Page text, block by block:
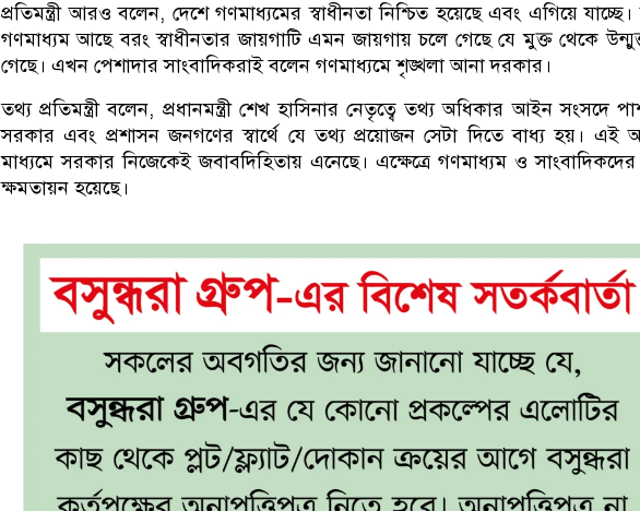
প্রতিমন্ত্রী আরও বলেন, দেশে গণমাধ্যমের স্বাধীনতা নিশ্চিত হয়েছে এবং এগিয়ে
গণমাধ্যম আছে বরং স্বাধীনতার জায়গাটি এমন জায়গায় চলে গেছে যে মুক্ত থেকে
গেছে। এখন পেশাদার সাংবাদিকরাই বলেন গণমাধ্যমে শৃঙ্খলা আনা দরকার।
তথ্য প্রতিমন্ত্রী বলেন, প্রধানমন্ত্রী শেখ হাসিনার নেতৃত্বে তথ্য অধিকার আইন সংসদে
সরকার এবং প্রশাসন জনগণের স্বার্থে যে তথ্য প্রয়োজন সেটা দিতে বাধ্য হয়। এই
মাধ্যমে সরকার নিজেকেই জবাবদিহিতায় এনেছে। এক্ষেত্রে গণমাধ্যম ও
ক্ষমতায়ন হয়েছে।